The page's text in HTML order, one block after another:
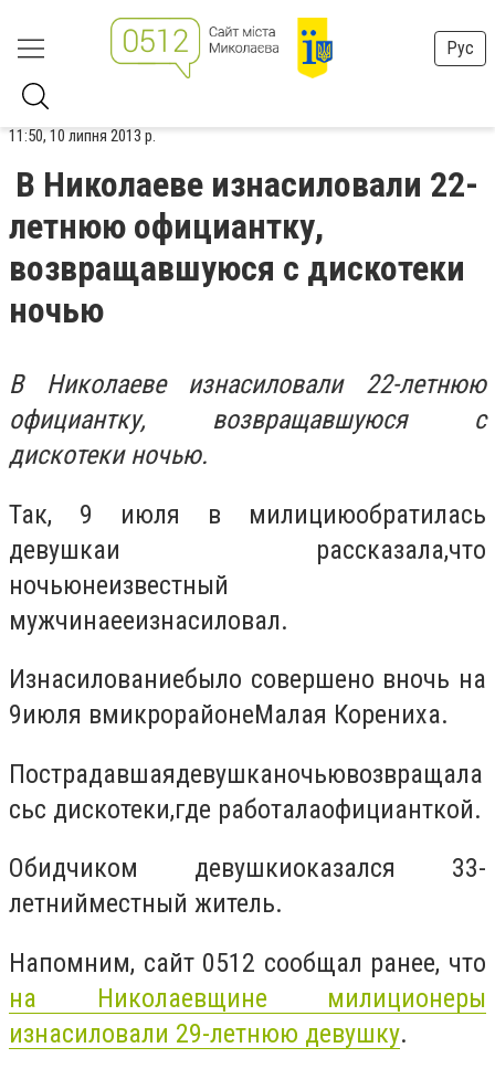
Рус
11:50, 10 липня 2013 р.
В Николаеве изнасиловали 22-
летнюю официантку,
возвращавшуюся с дискотеки
ночью
В Николаеве изнасиловали 22-летнюю
официантку, возвращавшуюся с
дискотеки ночью.
Так, 9 июля в милициюобратилась
девушкаи рассказала,что
ночьюнеизвестный
мужчинаееизнасиловал.
Изнасилованиебыло совершено вночь на
9июля вмикрорайонеМалая Корениха.
Пострадавшаядевушканочьювозвращала
сьс дискотеки,где работалаофицианткой.
Обидчиком девушкиоказался 33-
летнийместный житель.
Напомним, сайт 0512 сообщал ранее, что
на Николаевщине милиционеры
изнасиловали 29-летнюю девушку.